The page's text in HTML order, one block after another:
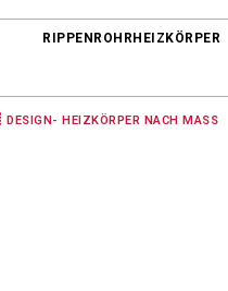
RIPPENROHRHEIZKÖRPER
DESIGN- HEIZKÖRPER NACH MASS